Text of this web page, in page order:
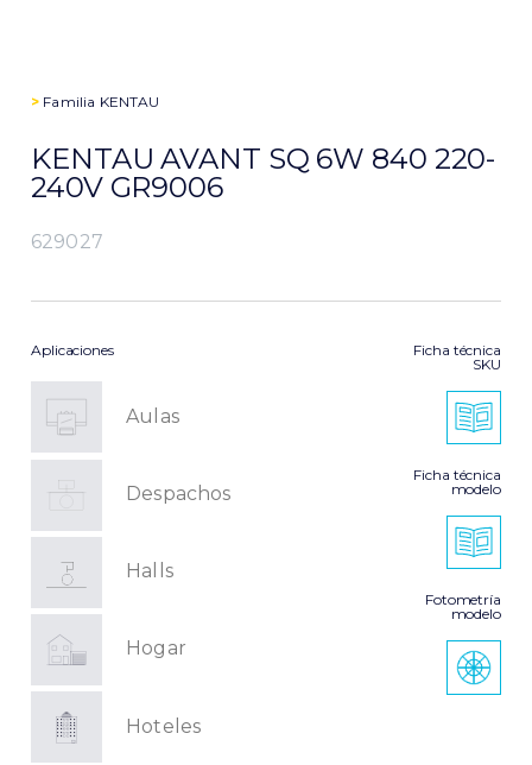
> Familia KENTAU
KENTAU AVANT SQ 6W 840 220-
240V GR9006
629027
Aplicaciones
Aulas
Despachos
Halls
Hogar
Hoteles
Ficha técnica
SKU
Ficha técnica
modelo
Fotometría
modelo